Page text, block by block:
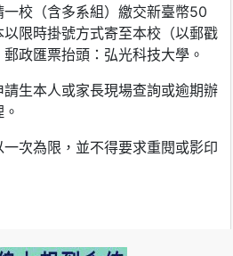
校（含多系組）繳交新臺幣50
限時掛號方式寄至本校（以郵戳
政匯票抬頭：弘光科技大學。
生本人或家長現場查詢或逾期辦
次為限，並不得要求重閱或影印